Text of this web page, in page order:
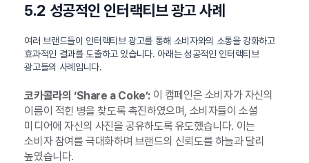
5.2 성공적인 인터랙티브 광고 사례
여러 브랜드들이 인터랙티브 광고를 통해 소비자와의 소통을 강화하고
효과적인 결과를 도출하고 있습니다. 아래는 성공적인 인터랙티브
광고들의 사례입니다.
코카콜라의 ‘Share a Coke’:이 캠페인은 소비자가 자신의
이름이 적힌 병을 찾도록 촉진하였으며, 소비자들이 소셜
미디어에 자신의 사진을 공유하도록 유도했습니다. 이는
소비자 참여를 극대화하며 브랜드의 신뢰도를 하늘과 달리
높였습니다.